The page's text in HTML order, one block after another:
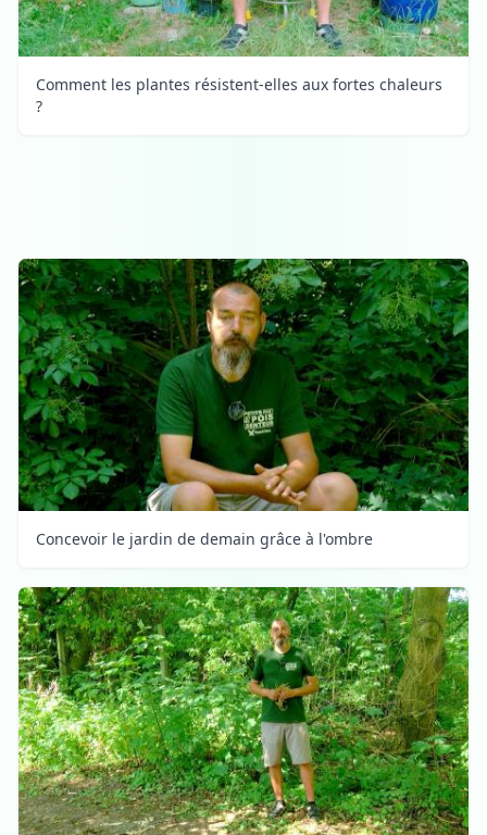
Comment les plantes résistent-elles aux fortes chaleurs
?
Concevoir le jardin de demain grâce à l'ombre